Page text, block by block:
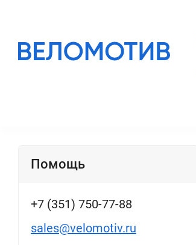
Помощь
+7 (351) 750-77-88
sales@velomotiv.ru